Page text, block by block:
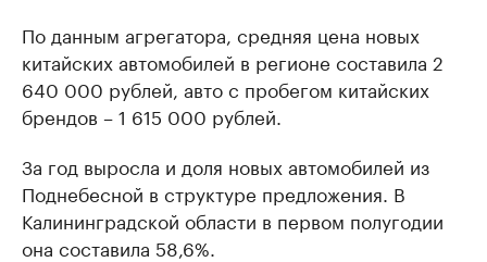
По данным агрегатора, средняя цена новых
китайских автомобилей в регионе составила 2
640 000 рублей, авто с пробегом китайских
брендов – 1 615 000 рублей.
За год выросла и доля новых автомобилей из
Поднебесной в структуре предложения. В
Калининградской области в первом полугодии
она составила 58,6%.